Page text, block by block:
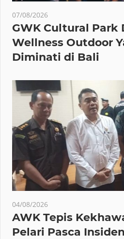
07/08/2026
GWK Cultural Park
Wellness Outdoor
Diminati di Bali
04/08/2026
AWK Tepis
Pelari Pasca